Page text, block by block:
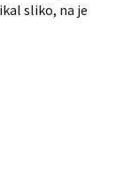
sliko, na je